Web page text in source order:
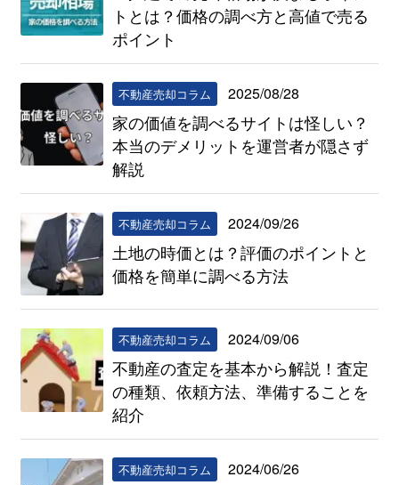
トとは？価格の調べ方と高値で売る
ポイント
不動産売却コラム 2025/08/28
家の価値を調べるサイトは怪しい？
本当のデメリットを運営者が隠さず
解説
不動産売却コラム 2024/09/26
土地の時価とは？評価のポイントと
価格を簡単に調べる方法
不動産売却コラム 2024/09/06
不動産の査定を基本から解説！査定
の種類、依頼方法、準備することを
紹介
不動産売却コラム 2024/06/26